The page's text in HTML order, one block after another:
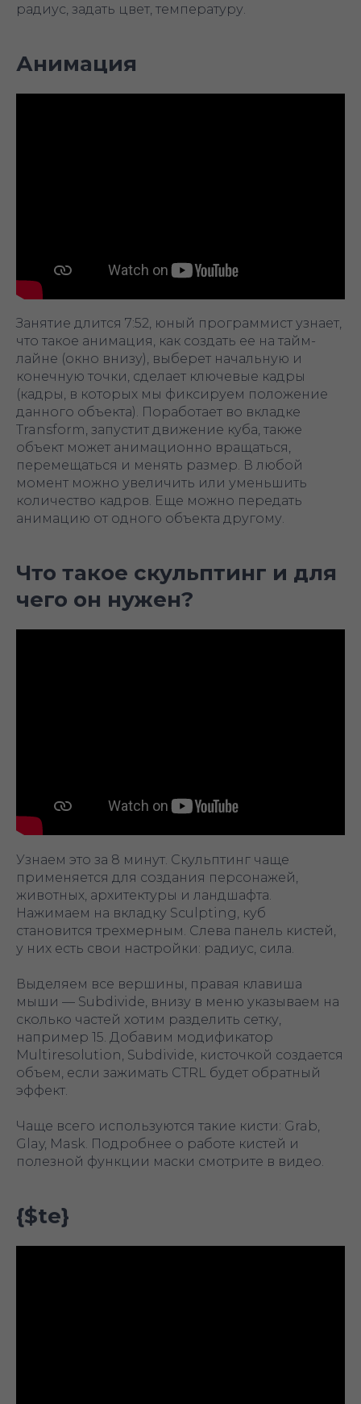
радиус, задать цвет, температуру.
Анимация
Занятие длится 7:52, юный программист узнает,
что такое анимация, как создать ее на тайм-
лайне (окно внизу), выберет начальную и
конечную точки, сделает ключевые кадры
(кадры, в которых мы фиксируем положение
данного объекта). Поработает во вкладке
Transform, запустит движение куба, также
объект может анимационно вращаться,
перемещаться и менять размер. В любой
момент можно увеличить или уменьшить
количество кадров. Еще можно передать
анимацию от одного объекта другому.
Что такое скульптинг и для
чего он нужен?
Узнаем это за 8 минут. Скульптинг чаще
применяется для создания персонажей,
животных, архитектуры и ландшафта.
Нажимаем на вкладку Sculpting, куб
становится трехмерным. Слева панель кистей,
у них есть свои настройки: радиус, сила.
Выделяем все вершины, правая клавиша
мыши — Subdivide, внизу в меню указываем на
сколько частей хотим разделить сетку,
например 15. Добавим модификатор
Multiresolution, Subdivide, кисточкой создается
объем, если зажимать CTRL будет обратный
эффект.
Чаще всего используются такие кисти: Grab,
Glay, Mask. Подробнее о работе кистей и
полезной функции маски смотрите в видео.
{$te}